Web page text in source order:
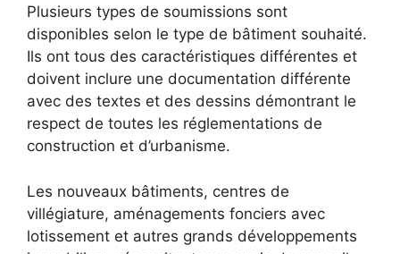
Plusieurs types de soumissions sont
disponibles selon le type de bâtiment souhaité.
Ils ont tous des caractéristiques différentes et
doivent inclure une documentation différente
avec des textes et des dessins démontrant le
respect de toutes les réglementations de
construction et d’urbanisme.
Les nouveaux bâtiments, centres de
villégiature, aménagements fonciers avec
lotissement et autres grands développements